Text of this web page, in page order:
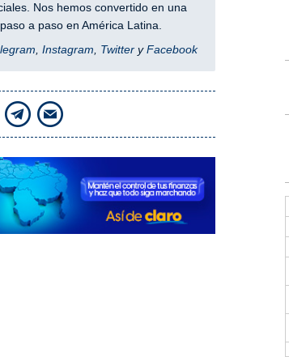
Nos hemos convertido en una
a paso en América Latina.
, Instagram, TwitteryFacebook